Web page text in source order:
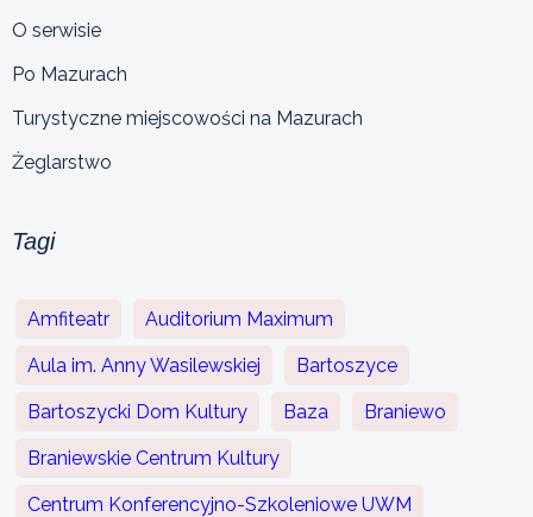
O serwisie
Po Mazurach
Turystyczne miejscowości na Mazurach
Żeglarstwo
Tagi
Amfiteatr Auditorium Maximum
Aula im. Anny Wasilewskiej Bartoszyce
Bartoszycki Dom Kultury Baza Braniewo
Braniewskie Centrum Kultury
Centrum Konferencyjno-Szkoleniowe UWM